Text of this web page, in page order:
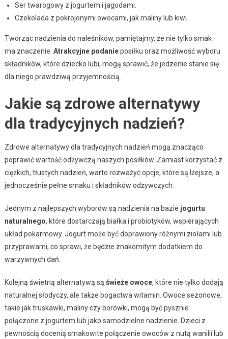
Ser twarogowy z jogurtem i jagodami.
Czekolada z pokrojonymi owocami, jak maliny lub kiwi.
Tworząc nadzienia do naleśników, pamiętajmy, że nie tylko smak
ma znaczenie. Atrakcyjne podanieposiłku oraz możliwość wyboru
składników, które dziecko lubi, mogą sprawić, że jedzenie stanie się
dla niego prawdziwą przyjemnością.
Jakie są zdrowe alternatywy
dla tradycyjnych nadzień?
Zdrowe alternatywy dla tradycyjnych nadzień mogą znacząco
poprawić wartość odżywczą naszych posiłków. Zamiast korzystać z
ciężkich, tłustych nadzień, warto rozważyć opcje, które są lżejsze, a
jednocześnie pełne smaku i składników odżywczych.
Jednym z najlepszych wyborów są nadzienia na bazie jogurtu
naturalnego, które dostarczają białka i probiotyków, wspierających
układ pokarmowy. Jogurt może być doprawiony różnymi ziołami lub
przyprawami, co sprawi, że będzie znakomitym dodatkiem do
warzywnych dań.
Kolejną świetną alternatywą są świeże owoce, które nie tylko dodają
naturalnej słodyczy, ale także bogactwa witamin. Owoce sezonowe,
takie jak truskawki, maliny czy borówki, mogą być pysznie
połączone z jogurtem lub jako samodzielne nadzienie. Dzieci z
pewnością docenią smakowite połączenie owoców z nutą wanilii lub